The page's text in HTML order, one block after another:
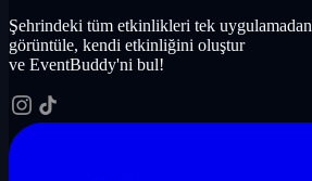
Şehrindeki tüm etkinlikleri tek uygulamadan
görüntüle, kendi etkinliğini oluştur
ve EventBuddy'ni bul!